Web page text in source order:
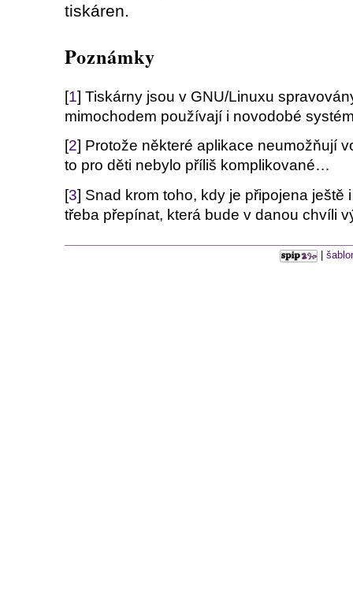
tiskáren.
Poznámky
[1] Tiskárny jsou v GNU/Linuxu
mimochodem používají i novodobé
[2] Protože některé aplikace neumožňují
to pro děti nebylo příliš komplikované…
[3] Snad krom toho, kdy je připojena ještě
třeba přepínat, která bude v danou chvíli